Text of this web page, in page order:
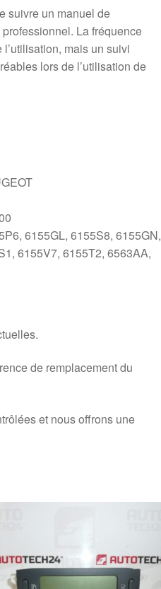
suivre un manuel de
La fréquence
mais un suivi
lors de l’utilisation de
6155GL, 6155S8, 6155GN,
6155V7, 6155T2, 6563AA,
de remplacement du
et nous offrons une